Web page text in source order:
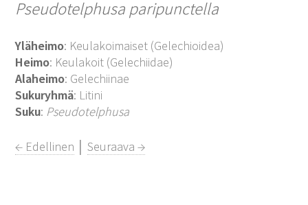
Pseudotelphusa paripunctella
Yläheimo: Keulakoimaiset (Gelechioidea)
Heimo: Keulakoit (Gelechiidae)
Alaheimo: Gelechiinae
Sukuryhmä: Litini
Suku: Pseudotelphusa
← Edellinen │Seuraava →